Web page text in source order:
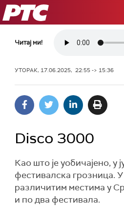
РТС
Читај ми!
УТОРАК, 17.06.2025, 22:55 -> 15:36
Disco 3000
Као што је уобичајено, у
фестивалска грозница.
различитим местима у
и по два фестивала.